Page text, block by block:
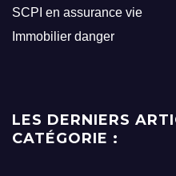
SCPI en assurance vie
Immobilier danger
LES DERNIERS
CATÉGORIE :